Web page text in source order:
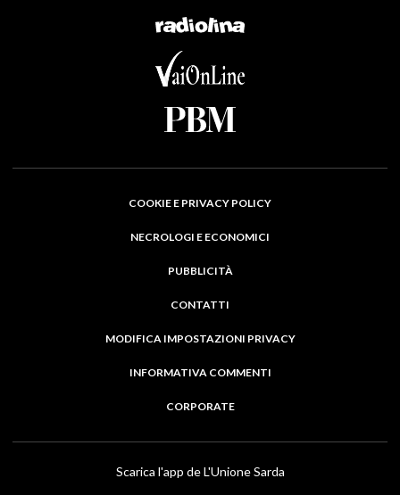
COOKIE E PRIVACY POLICY
NECROLOGI E ECONOMICI
PUBBLICITÀ
CONTATTI
MODIFICA IMPOSTAZIONI PRIVACY
INFORMATIVA COMMENTI
CORPORATE
Scarica l'app de L'Unione Sarda